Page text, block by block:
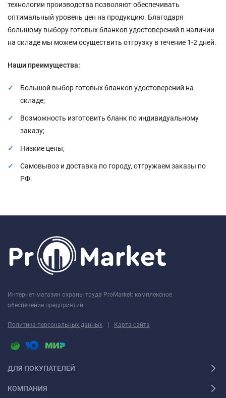
технологии производства позволяют обеспечивать
оптимальный уровень цен на продукцию. Благодаря
большому выбору готовых бланков удостоверений в наличии
на складе мы можем осуществить отгрузку в течение 1-2 дней.
Наши преимущества:
Большой выбор готовых бланков удостоверений на
складе;
Возможность изготовить бланк по индивидуальному
заказу;
Низкие цены;
Самовывоз и доставка по городу, отгружаем заказы по
РФ.
Интернет-магазин охраны труда ProMarket: комплексное
обеспечение предприятий.
Политика персональных данных | Карта сайта
ДЛЯ ПОКУПАТЕЛЕЙ
КОМПАНИЯ